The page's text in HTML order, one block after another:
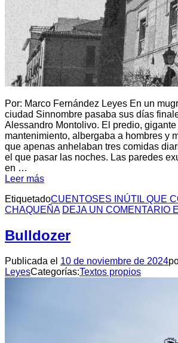
Por: Marco Fernández Leyes En un
ciudad Sinnombre pasaba sus días
Alessandro Montolivo. El predio,
mantenimiento, albergaba a hombres y
que apenas anhelaban tres comidas
el que pasar las noches. Las paredes
en …
Leer más
EtiquetadoCUENTOSES INÚTIL QUE
CHAQUEÑA DEJA UN COMENTARIO
Bulldozer
Publicada el 10 de noviembre de 2024
LeyesCategorías:Textos propios